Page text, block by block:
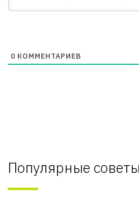
0 КОММЕНТАРИЕВ
Популярные советы